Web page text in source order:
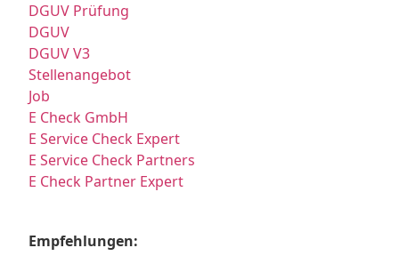
DGUV Prüfung
DGUV
DGUV V3
Stellenangebot
Job
E Check GmbH
E Service Check Expert
E Service Check Partners
E Check Partner Expert
Empfehlungen: